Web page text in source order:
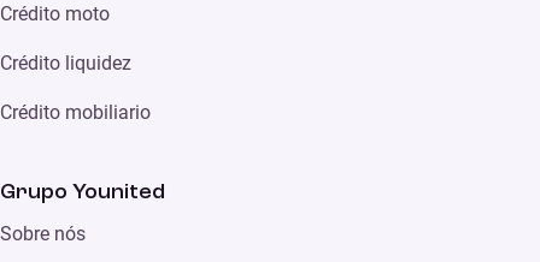
Crédito moto
Crédito liquidez
Crédito mobiliario
Grupo Younited
Sobre nós